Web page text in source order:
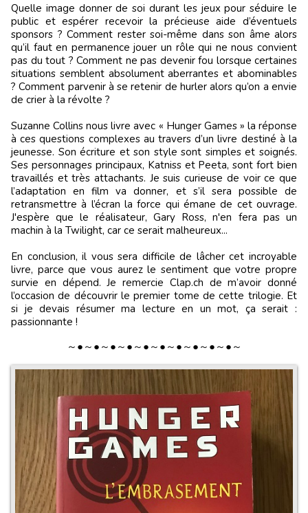
Quelle image donner de soi durant les jeux pour séduire le
public et espérer recevoir la précieuse aide d’éventuels
sponsors ? Comment rester soi-même dans son âme alors
qu’il faut en permanence jouer un rôle qui ne nous convient
pas du tout ? Comment ne pas devenir fou lorsque certaines
situations semblent absolument aberrantes et abominables
? Comment parvenir à se retenir de hurler alors qu’on a envie
de crier à la révolte ?
Suzanne Collins nous livre avec « Hunger Games » la réponse
à ces questions complexes au travers d’un livre destiné à la
jeunesse. Son écriture et son style sont simples et soignés.
Ses personnages principaux, Katniss et Peeta, sont fort bien
travaillés et très attachants. Je suis curieuse de voir ce que
l’adaptation en film va donner, et s’il sera possible de
retransmettre à l’écran la force qui émane de cet ouvrage.
J'espère que le réalisateur, Gary Ross, n'en fera pas un
machin à la Twilight, car ce serait malheureux...
En conclusion, il vous sera difficile de lâcher cet incroyable
livre, parce que vous aurez le sentiment que votre propre
survie en dépend. Je remercie Clap.ch de m’avoir donné
l’occasion de découvrir le premier tome de cette trilogie. Et
si je devais résumer ma lecture en un mot, ça serait :
passionnante !
～●～●～●～●～●～●～●～●～●～●～